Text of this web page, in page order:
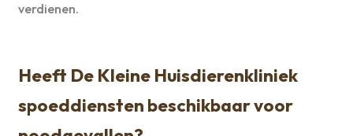
verdienen.
Heeft De Kleine Huisdierenkliniek
spoeddiensten beschikbaar voor